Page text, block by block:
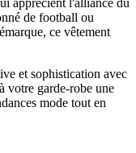
apprécient l'alliance du
de football ou
ce vêtement
et sophistication avec
votre garde-robe une
mode tout en